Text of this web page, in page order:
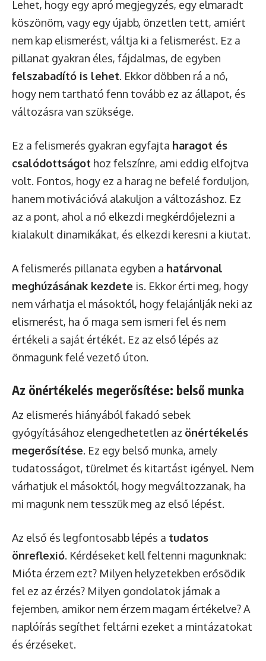
Lehet, hogy egy apró megjegyzés, egy elmaradt
köszönöm, vagy egy újabb, önzetlen tett, amiért
nem kap elismerést, váltja ki a felismerést. Ez a
pillanat gyakran éles, fájdalmas, de egyben
felszabadító is lehet. Ekkor döbben rá a nő,
hogy nem tartható fenn tovább ez az állapot, és
változásra van szüksége.
Ez a felismerés gyakran egyfajta haragot és
csalódottságot hoz felszínre, ami eddig elfojtva
volt. Fontos, hogy ez a harag ne befelé forduljon,
hanem motivációvá alakuljon a változáshoz. Ez
az a pont, ahol a nő elkezdi megkérdőjelezni a
kialakult dinamikákat, és elkezdi keresni a kiutat.
A felismerés pillanata egyben a határvonal
meghúzásának kezdete is. Ekkor érti meg, hogy
nem várhatja el másoktól, hogy felajánlják neki az
elismerést, ha ő maga sem ismeri fel és nem
értékeli a saját értékét. Ez az első lépés az
önmagunk felé vezető úton.
Az önértékelés megerősítése: belső munka
Az elismerés hiányából fakadó sebek
gyógyításához elengedhetetlen az önértékelés
megerősítése. Ez egy belső munka, amely
tudatosságot, türelmet és kitartást igényel. Nem
várhatjuk el másoktól, hogy megváltozzanak, ha
mi magunk nem tesszük meg az első lépést.
Az első és legfontosabb lépés a tudatos
önreflexió. Kérdéseket kell feltenni magunknak:
Mióta érzem ezt? Milyen helyzetekben erősödik
fel ez az érzés? Milyen gondolatok járnak a
fejemben, amikor nem érzem magam értékelve? A
naplóírás segíthet feltárni ezeket a mintázatokat
és érzéseket.